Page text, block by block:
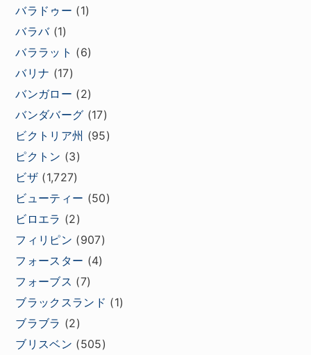
バラドゥー (1)
バラバ(1)
バララット (6)
バリナ (17)
バンガロー (2)
バンダバーグ (17)
ビクトリア州 (95)
ピクトン (3)
ビザ (1,727)
ビューティー (50)
ビロエラ (2)
フィリピン (907)
フォースター (4)
フォーブス (7)
ブラックスランド (1)
ブラブラ (2)
ブリスベン (505)